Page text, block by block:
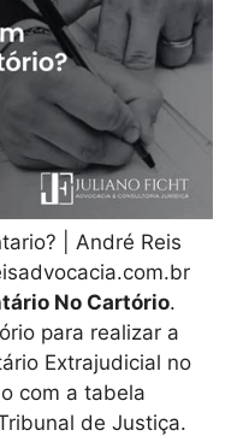
| André Reis
No Cartório.
para realizar a
Extrajudicial no
com a tabela
de Justiça.